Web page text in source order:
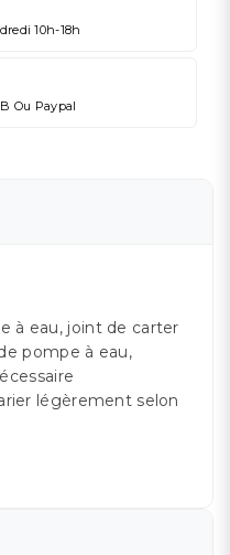
10h-18h
Ou Paypal
à eau, joint de carter
pompe à eau,
légèrement selon